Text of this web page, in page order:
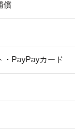
償
・PayPayカード